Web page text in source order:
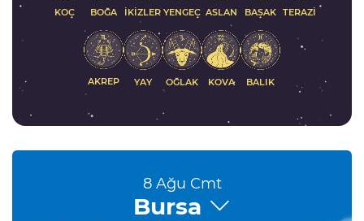
KOÇ BOĞA İKIZLER YENGEÇ ASLAN BAŞAK TERAZI
AKREP YAY OĞLAK KOVA BALIK
8 Ağu Cmt
Bursa